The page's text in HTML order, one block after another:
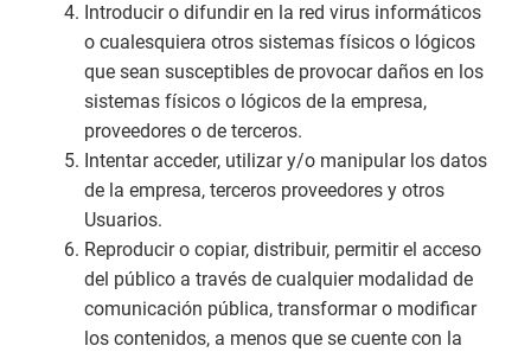
Introducir o difundir en la red virus informáticos
o cualesquiera otros sistemas físicos o lógicos
que sean susceptibles de provocar daños en los
sistemas físicos o lógicos de la empresa,
proveedores o de terceros.
Intentar acceder, utilizar y/o manipular los datos
de la empresa, terceros proveedores y otros
Usuarios.
Reproducir o copiar, distribuir, permitir el acceso
del público a través de cualquier modalidad de
comunicación pública, transformar o modificar
los contenidos, a menos que se cuente con la